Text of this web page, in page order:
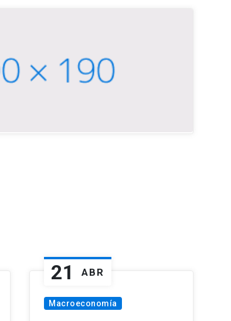
21 ABR
Macroeconomía